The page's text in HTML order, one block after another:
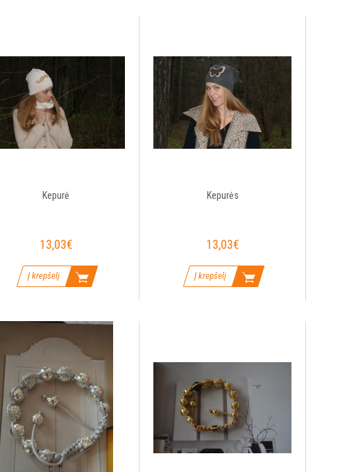
Kepurė
13,03€
Į krepšelį
Kepurės
13,03€
Į krepšelį